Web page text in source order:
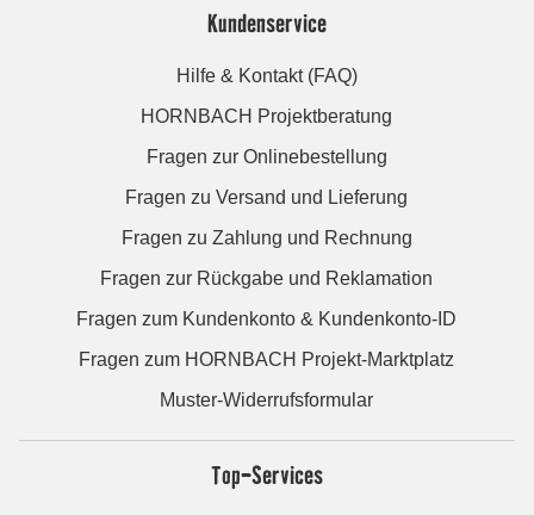
Kundenservice
Hilfe & Kontakt (FAQ)
HORNBACH Projektberatung
Fragen zur Onlinebestellung
Fragen zu Versand und Lieferung
Fragen zu Zahlung und Rechnung
Fragen zur Rückgabe und Reklamation
Fragen zum Kundenkonto & Kundenkonto-ID
Fragen zum HORNBACH Projekt-Marktplatz
Muster-Widerrufsformular
Top-Services